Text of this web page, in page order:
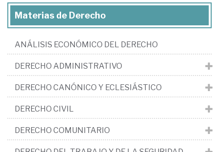
Materias de Derecho
ANÁLISIS ECONÓMICO DEL DERECHO
DERECHO ADMINISTRATIVO
DERECHO CANÓNICO Y ECLESIÁSTICO
DERECHO CIVIL
DERECHO COMUNITARIO